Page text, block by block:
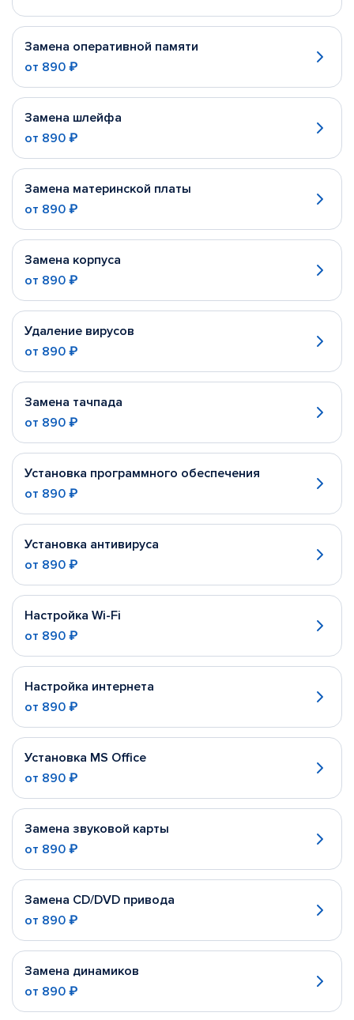
Замена оперативной памяти
от 890 ₽
Замена шлейфа
от 890 ₽
Замена материнской платы
от 890 ₽
Замена корпуса
от 890 ₽
Удаление вирусов
от 890 ₽
Замена тачпада
от 890 ₽
Установка программного обеспечения
от 890 ₽
Установка антивируса
от 890 ₽
Настройка Wi-Fi
от 890 ₽
Настройка интернета
от 890 ₽
Установка MS Office
от 890 ₽
Замена звуковой карты
от 890 ₽
Замена CD/DVD привода
от 890 ₽
Замена динамиков
от 890 ₽